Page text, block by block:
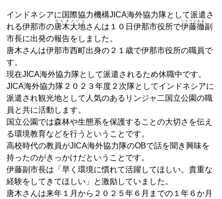
インドネシアに国際協力機構JICA海外協力隊として派遣さ
れる伊那市の唐木
からき
大地
だいち
さんは１０日伊那市役所で伊藤徹
いとうとおる
副
市長に出発の報告をしました。
唐木さんは伊那市西町出身の２１歳で伊那市役所の職員で
す。
現在JICA海外協力隊として派遣されるため休職中です。
JICA海外協力隊２０２３年度２次隊としてインドネシアに
派遣され観光地として人気のあるリンジャ二国立公園の職
員と共に活動します。
国立公園では森林や生態系を保護することの大切さを伝え
る環境教育などを行うということです。
高校時代の教員がJICA海外協力隊のOBで話を聞き興味を
持ったのがきっかけだということです。
伊藤副市長は「早く環境に慣れて活躍してほしい。貴重な
経験をしてきてほしい」と激励していました。
唐木さんは来年１月から２０２５年６月までの１年６か月